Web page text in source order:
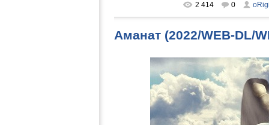
2 414
0
Аманат (2022/WEB-DL/